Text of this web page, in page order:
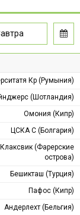
Кр (Румыния)
(Шотландия)
Омония (Кипр)
ЦСКА С (Болгария)
(Фарерские
острова)
Бешикташ (Турция)
Пафос (Кипр)
Андерлехт (Бельгия)